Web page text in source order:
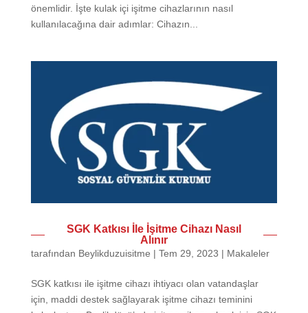
önemlidir. İşte kulak içi işitme cihazlarının nasıl
kullanılacağına dair adımlar: Cihazın...
SGK Katkısı İle İşitme Cihazı Nasıl
Alınır
tarafından Beylikduzuisitme | Tem 29, 2023 | Makaleler
SGK katkısı ile işitme cihazı ihtiyacı olan vatandaşlar
için, maddi destek sağlayarak işitme cihazı teminini